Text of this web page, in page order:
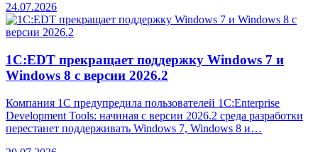
24.07.2026
1С:EDT прекращает поддержку Windows 7 и
Windows 8 с версии 2026.2
Компания 1С предупредила пользователей 1C:Enterprise
Development Tools: начиная с версии 2026.2 среда разработки
перестанет поддерживать Windows 7, Windows 8 и…